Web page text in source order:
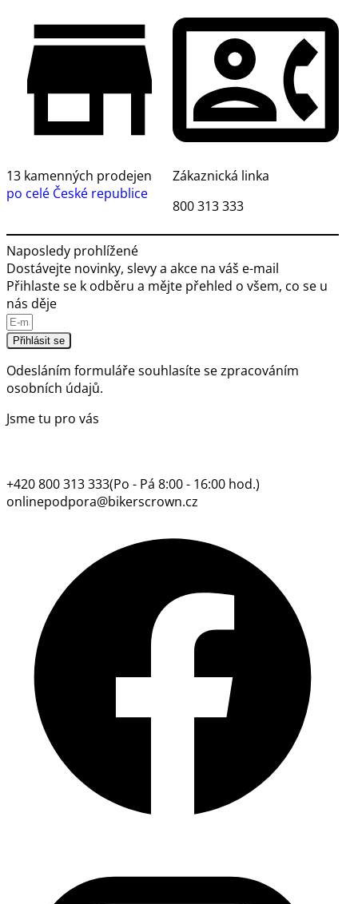
13 kamenných prodejen
po celé České republice
Zákaznická linka
800 313 333
Naposledy prohlížené
Dostávejte novinky, slevy a akce na váš e-mail
Přihlaste se k odběru a mějte přehled o všem, co se u
nás děje
Přihlásit se
Odesláním formuláře souhlasíte sezpracováním
osobních údajů.
Jsme tu pro vás
+420 800 313 333(Po - Pá 8:00 - 16:00 hod.)
onlinepodpora@bikerscrown.cz